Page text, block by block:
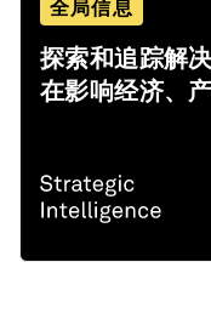
全局信息
探索和追踪解
在影响经济、